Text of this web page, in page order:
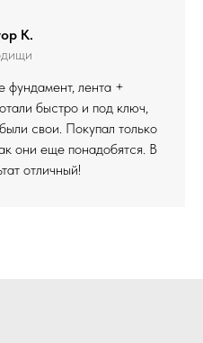
К.
фундамент, лента +
быстро и под ключ,
свои. Покупал только
они еще понадобятся. В
отличный!